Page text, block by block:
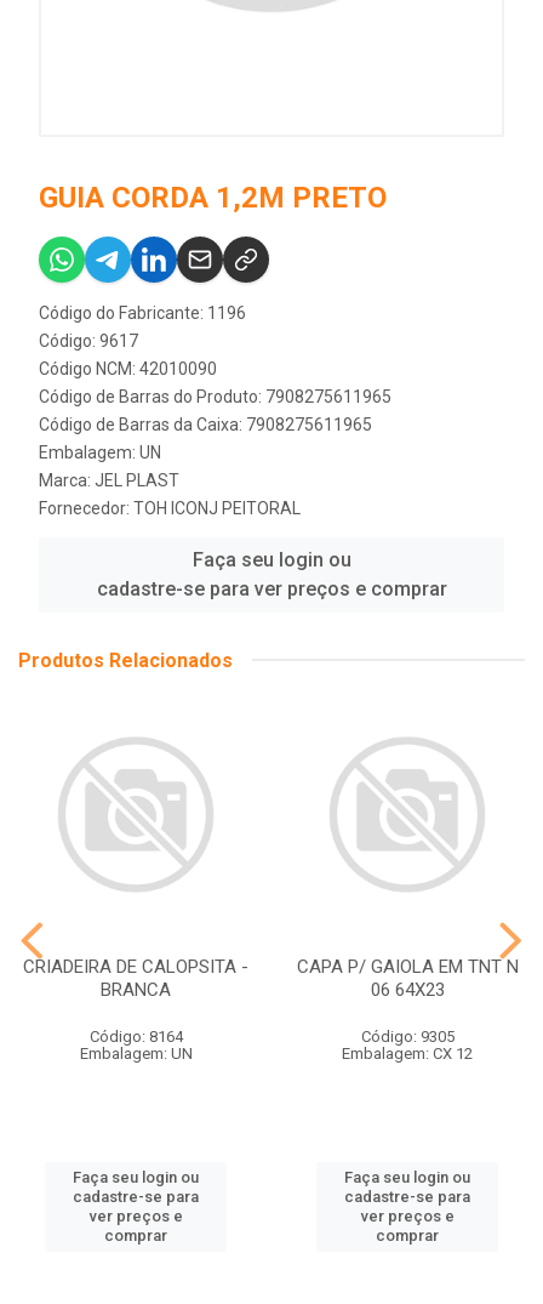
GUIA CORDA 1,2M PRETO
Código do Fabricante: 1196
Código: 9617
Código NCM: 42010090
Código de Barras do Produto: 7908275611965
Código de Barras da Caixa: 7908275611965
Embalagem: UN
Marca: JEL PLAST
Fornecedor: TOH ICONJ PEITORAL
Faça seu login ou
cadastre-se para ver preços e comprar
Produtos Relacionados
CRIADEIRA DE CALOPSITA -
BRANCA
Código: 8164
Embalagem: UN
Faça seu login ou
cadastre-se para
ver preços e
comprar
CAPA P/ GAIOLA EM TNT N
06 64X23
Código: 9305
Embalagem: CX 12
Faça seu login ou
cadastre-se para
ver preços e
comprar